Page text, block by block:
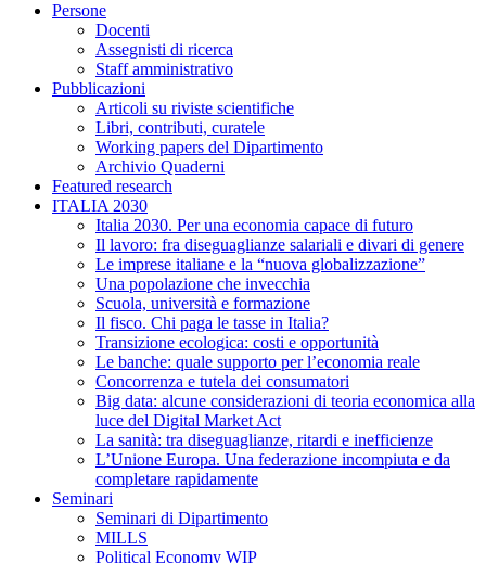
Persone
Docenti
Assegnisti di ricerca
Staff amministrativo
Pubblicazioni
Articoli su riviste scientifiche
Libri, contributi, curatele
Working papers del Dipartimento
Archivio Quaderni
Featured research
ITALIA 2030
Italia 2030. Per una economia capace di futuro
Il lavoro: fra diseguaglianze salariali e divari di genere
Le imprese italiane e la “nuova globalizzazione”
Una popolazione che invecchia
Scuola, università e formazione
Il fisco. Chi paga le tasse in Italia?
Transizione ecologica: costi e opportunità
Le banche: quale supporto per l’economia reale
Concorrenza e tutela dei consumatori
Big data: alcune considerazioni di teoria economica alla
luce del Digital Market Act
La sanità: tra diseguaglianze, ritardi e inefficienze
L’Unione Europa. Una federazione incompiuta e da
completare rapidamente
Seminari
Seminari di Dipartimento
MILLS
Political Economy WIP